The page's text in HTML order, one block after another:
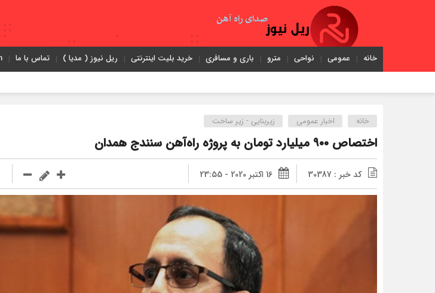
خانه عمومی نواحی مترو باری و مسافری خرید بلیت اینترنتی ریل نیوز ( مدیا ) تماس با ما
خانه اخبار عمومی زیربنایی - زیر ساخت
اختصاص ۹۰۰ میلیارد تومان به پروژه راه‌آهن سنندج همدان
کد خبر : 30387 16 اکتبر 2020 - 23:55